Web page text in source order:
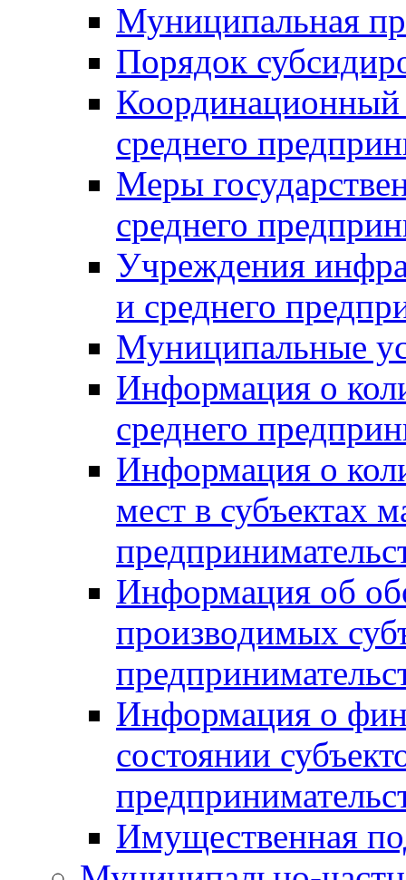
Муниципальная
Порядок
Координационный
среднего
Меры
среднего
Учреждения
и среднего
Муниципальные
Информация о
среднего
Информация о
мест в субъектах
Информация об
производимых
Информация о
состоянии
Имущественная